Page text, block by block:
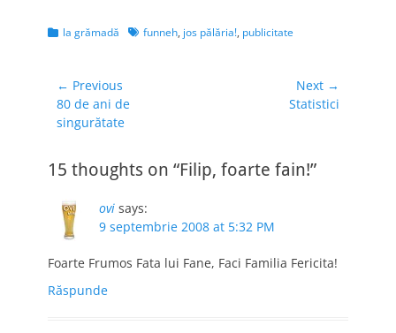
i-au…
Categories
la grămadă Tagsfunneh, jos pălăria!, publicitate
Navigare
în
articole
← Previous
Previous
post:
80 de ani de
singurătate
Next →
Statistici
15 thoughts on “Filip, foarte fain!”
ovi says:
9 septembrie 2008 at 5:32 PM
Foarte Frumos Fata lui Fane, Faci Familia Fericita!
Răspunde